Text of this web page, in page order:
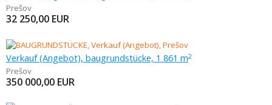
Prešov
32 250,00 EUR
Verkauf (Angebot), baugrundstücke, 1 861 m2
Prešov
350 000,00 EUR